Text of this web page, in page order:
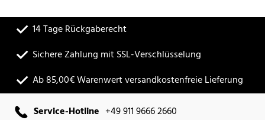
14 Tage Rückgaberecht
Sichere Zahlung mit SSL-Verschlüsselung
Ab 85,00€ Warenwert versandkostenfreie Lieferung
Service-Hotline +49 911 9666 2660